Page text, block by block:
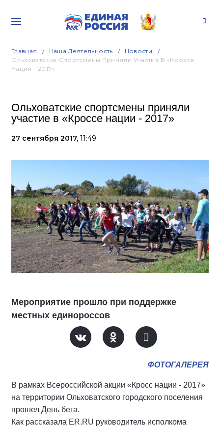
Главная Наша Деятельность
Новости
Ольховатские Спортсмены Приняли Участие В «Кроссе
Нации - 2017»
Ольховатские спортсмены приняли
участие в «Кроссе нации - 2017»
27 сентября 2017, 11:49
Мероприятие прошло при поддержке
местных единороссов
ФОТОГАЛЕРЕЯ
В рамках Всероссийской акции «Кросс нации - 2017»
на территории Ольховатского городского поселения
прошел День бега.
Как рассказала ER.RU руководитель исполкома